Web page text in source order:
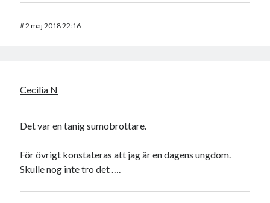
#2 maj 2018 22:16
Cecilia N
Det var en tanig sumobrottare.
För övrigt konstateras att jag är en dagens ungdom.
Skulle nog inte tro det ….